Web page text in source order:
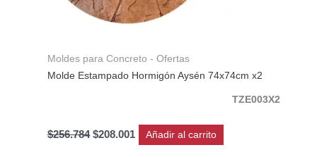
Moldes para Concreto - Ofertas
Molde Estampado Hormigón Aysén 74x74cm x2
TZE003X2
$256.784 $208.001 Añadir al carrito